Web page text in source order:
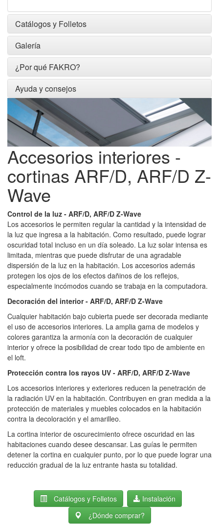
Catálogos y Folletos
Galería
¿Por qué FAKRO?
Ayuda y consejos
Accesorios interiores -
cortinas ARF/D, ARF/D Z-
Wave
Control de la luz - ARF/D, ARF/D Z-Wave
Los accesorios le permiten regular la cantidad y la intensidad de
la luz que ingresa a la habitación. Como resultado, puede lograr
oscuridad total incluso en un día soleado. La luz solar intensa es
limitada, mientras que puede disfrutar de una agradable
dispersión de la luz en la habitación. Los accesorios además
protegen los ojos de los efectos dañinos de los reflejos,
especialmente incómodos cuando se trabaja en la computadora.
Decoración del interior - ARF/D, ARF/D Z-Wave
Cualquier habitación bajo cubierta puede ser decorada mediante
el uso de accesorios interiores. La amplia gama de modelos y
colores garantiza la armonía con la decoración de cualquier
interior y ofrece la posibilidad de crear todo tipo de ambiente en
el loft.
Protección contra los rayos UV - ARF/D, ARF/D Z-Wave
Los accesorios interiores y exteriores reducen la penetración de
la radiación UV en la habitación. Contribuyen en gran medida a la
protección de materiales y muebles colocados en la habitación
contra la decoloración y el amarilleo.
La cortina interior de oscurecimiento ofrece oscuridad en las
habitaciones cuando desee descansar. Las guías le permiten
detener la cortina en cualquier punto, por lo que puede lograr una
reducción gradual de la luz entrante hasta su totalidad.
Catálogos y Folletos
Instalación
¿Dónde comprar?